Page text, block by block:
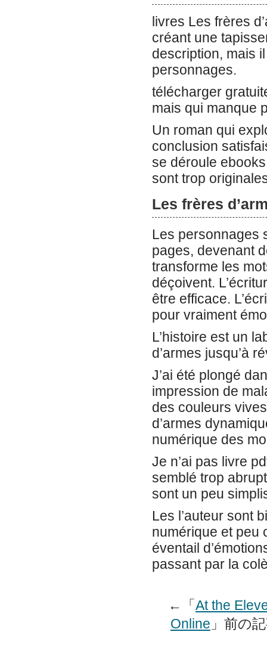
livres Les frères
créant une
description, mais
personnages.
télécharger
mais qui manque
Un roman qui
conclusion
se déroule
sont trop
Les frères
Les personnages
pages, devenant
transforme les
déçoivent.
être efficace.
pour vraiment
L’histoire est un
d’armes jusqu’à
J’ai été plongé
impression de
des couleurs
d’armes
numérique des
Je n’ai pas livre
semblé trop
sont un peu
Les l’auteur sont
numérique et peu
éventail
passant par la
←「At the
Online 」前の